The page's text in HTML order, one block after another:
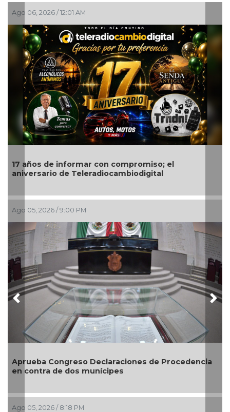
Ago 05, 2026 / 8:05 PM
Encabeza monseñor José Trinidad Zapata inicio de
festejos de la Patrona de los papantecos
Ago 05, 2026 / 7:46 PM
Entrega DIF Municipal de Veracruz cerca de 100
credenciales de discapacidad
Ago 05, 2026 / 7:20 PM
Previous